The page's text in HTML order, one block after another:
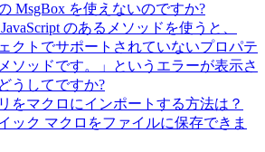
MsgBox を使えないのですか?
のあるメソッドを使うと、
クトでサポートされていないプロパテ
ソッドです。」というエラーが表示さ
うしてですか?
をマクロにインポートする方法は？
ック マクロをファイルに保存できま